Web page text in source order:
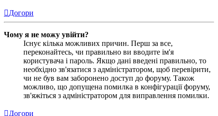
Догори
Чому я не можу увійти?
Існує кілька можливих причин. Перш за все,
переконайтесь, чи правильно ви вводите ім'я
користувача і пароль. Якщо дані введені правильно, то
необхідно зв'язатися з адміністратором, щоб перевірити,
чи не був вам заборонено доступ до форуму. Також
можливо, що допущена помилка в конфігурації форуму,
зв'яжіться з адміністратором для виправлення помилки.
Догори